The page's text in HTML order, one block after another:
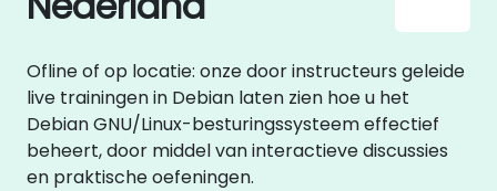
Ofline of op locatie: onze door instructeurs geleide
live trainingen in Debian laten zien hoe u het
Debian GNU/Linux-besturingssysteem effectief
beheert, door middel van interactieve discussies
en praktische oefeningen.